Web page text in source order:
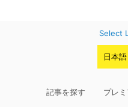
Select
日本語
記事を探す プレ